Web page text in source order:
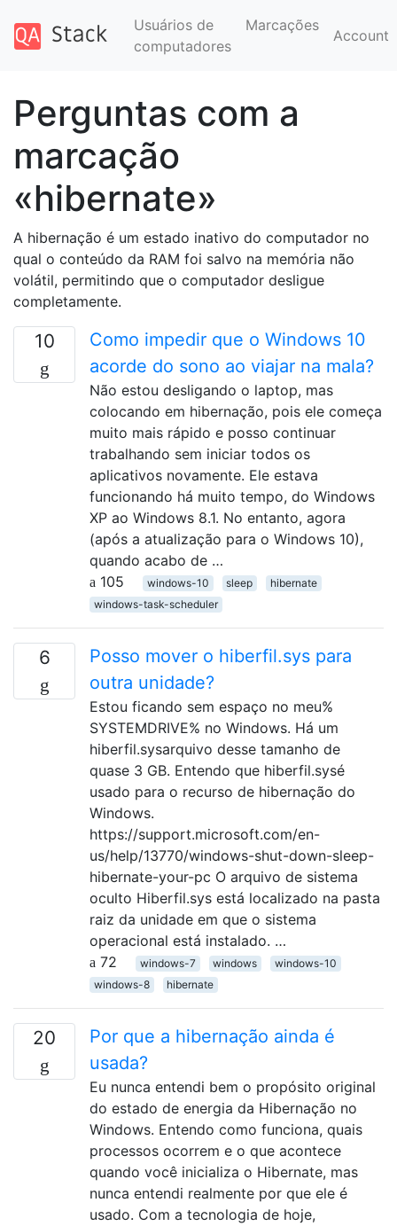
Usuários de
computadores
Marcações
Account
Perguntas com a
marcação
«hibernate»
A hibernação é um estado inativo do computador no
qual o conteúdo da RAM foi salvo na memória não
volátil, permitindo que o computador desligue
completamente.
10
Como impedir que o Windows 10
acorde do sono ao viajar na mala?
Não estou desligando o laptop, mas
colocando em hibernação, pois ele começa
muito mais rápido e posso continuar
trabalhando sem iniciar todos os
aplicativos novamente. Ele estava
funcionando há muito tempo, do Windows
XP ao Windows 8.1. No entanto, agora
(após a atualização para o Windows 10),
quando acabo de …
105
windows-10 sleep
hibernate
windows-task-scheduler
6
Posso mover o hiberfil.sys para
outra unidade?
Estou ficando sem espaço no meu%
SYSTEMDRIVE% no Windows. Há um
hiberfil.sysarquivo desse tamanho de
quase 3 GB. Entendo que hiberfil.sysé
usado para o recurso de hibernação do
Windows.
https://support.microsoft.com/en-
us/help/13770/windows-shut-down-sleep-
hibernate-your-pc O arquivo de sistema
oculto Hiberfil.sys está localizado na pasta
raiz da unidade em que o sistema
operacional está instalado. …
72
windows-7 windows
windows-10
windows-8
hibernate
20
Por que a hibernação ainda é
usada?
Eu nunca entendi bem o propósito original
do estado de energia da Hibernação no
Windows. Entendo como funciona, quais
processos ocorrem e o que acontece
quando você inicializa o Hibernate, mas
nunca entendi realmente por que ele é
usado. Com a tecnologia de hoje,